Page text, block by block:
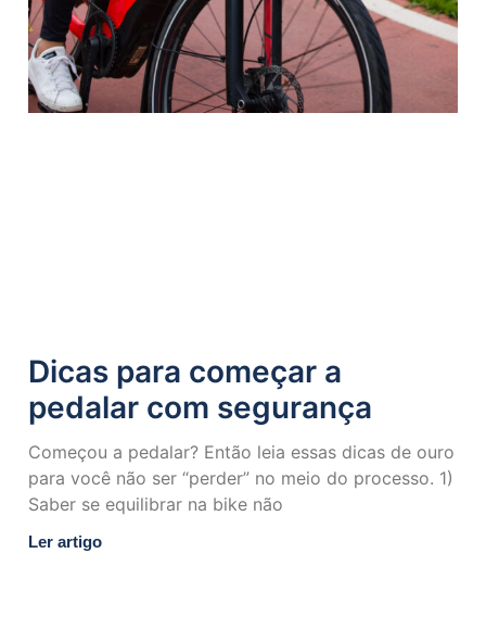
Dicas para começar a
pedalar com segurança
Começou a pedalar? Então leia essas dicas de ouro
para você não ser “perder” no meio do processo. 1)
Saber se equilibrar na bike não
Ler artigo